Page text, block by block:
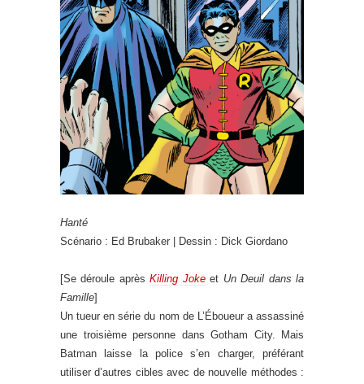
Hanté
Scénario : Ed Brubaker | Dessin : Dick Giordano
[Se déroule aprèsKilling Jokeet Un Deuil dans la
Famille]
Un tueur en série du nom de L’Éboueur a assassiné
une troisième personne dans Gotham City. Mais
Batman laisse la police s’en charger, préférant
utiliser d’autres cibles avec de nouvelle méthodes :